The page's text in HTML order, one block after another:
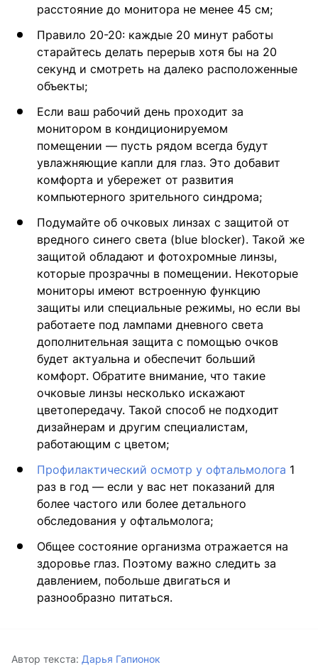
расстояние до монитора не менее 45 см;
Правило 20-20: каждые 20 минут работы
старайтесь делать перерыв хотя бы на 20
секунд и смотреть на далеко расположенные
объекты;
Если ваш рабочий день проходит за
монитором в кондиционируемом
помещении — пусть рядом всегда будут
увлажняющие капли для глаз. Это добавит
комфорта и убережет от развития
компьютерного зрительного синдрома;
Подумайте об очковых линзах с защитой от
вредного синего света (blue blocker). Такой же
защитой обладают и фотохромные линзы,
которые прозрачны в помещении. Некоторые
мониторы имеют встроенную функцию
защиты или специальные режимы, но если вы
работаете под лампами дневного света
дополнительная защита с помощью очков
будет актуальна и обеспечит больший
комфорт. Обратите внимание, что такие
очковые линзы несколько искажают
цветопередачу. Такой способ не подходит
дизайнерам и другим специалистам,
работающим с цветом;
Профилактический осмотр у офтальмолога 1
раз в год — если у вас нет показаний для
более частого или более детального
обследования у офтальмолога;
Общее состояние организма отражается на
здоровье глаз. Поэтому важно следить за
давлением, побольше двигаться и
разнообразно питаться.
Автор текста: Дарья Гапионок